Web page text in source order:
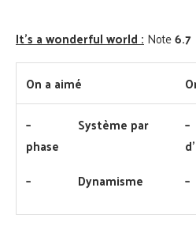
It’s a wonderful world : Note6.7
On a aimé
– Système par
phase
– Dynamisme